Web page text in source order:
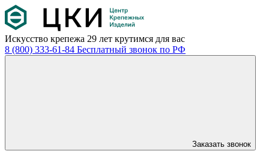
Искусство крепежа 29 лет крутимся для вас
8 (800) 333-61-84 Бесплатный звонок по РФ
Заказать звонок